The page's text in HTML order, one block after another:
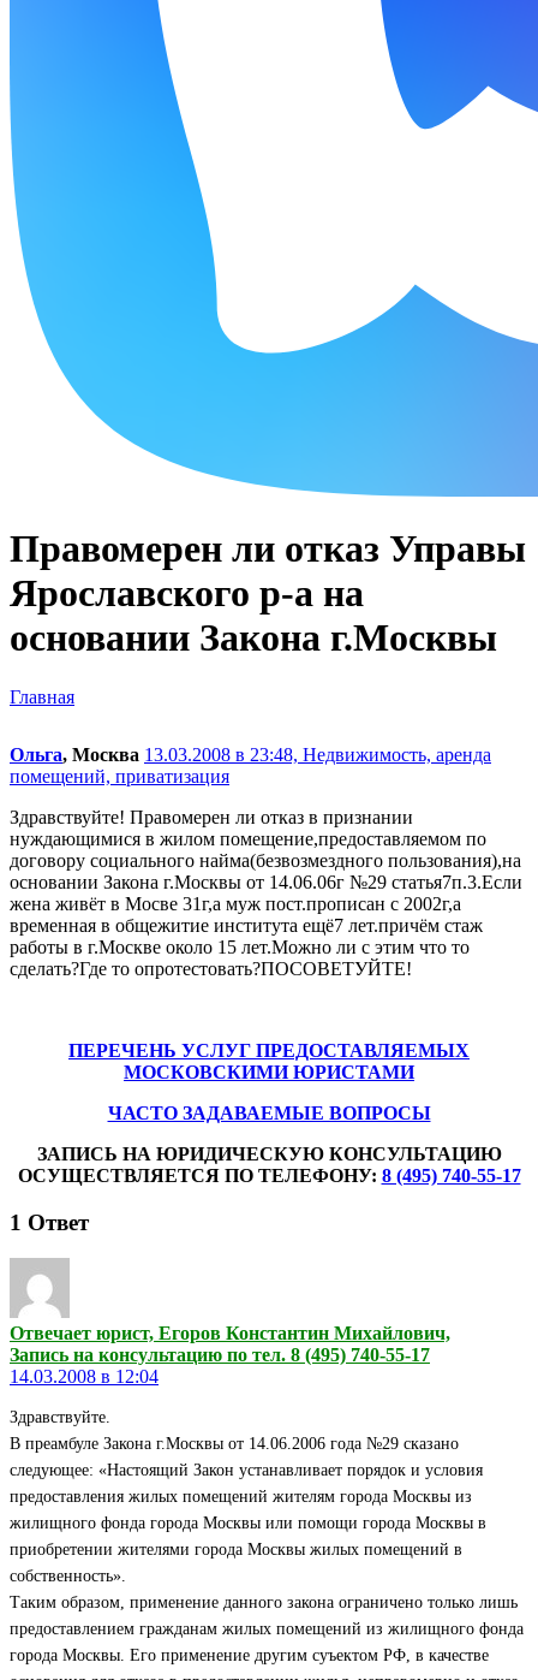
Правомерен ли отказ Управы
Ярославского р-а на
основании Закона г.Москвы
Главная
Ольга, Москва 13.03.2008 в 23:48, Недвижимость, аренда
помещений, приватизация
Здравствуйте! Правомерен ли отказ в признании
нуждающимися в жилом помещение,предоставляемом по
договору социального найма(безвозмездного пользования),на
основании Закона г.Москвы от 14.06.06г №29 статья7п.3.Если
жена живёт в Мосве 31г,а муж пост.прописан с 2002г,а
временная в общежитие института ещё7 лет.причём стаж
работы в г.Москве около 15 лет.Можно ли с этим что то
сделать?Где то опротестовать?ПОСОВЕТУЙТЕ!
ПЕРЕЧЕНЬ УСЛУГ ПРЕДОСТАВЛЯЕМЫХ
МОСКОВСКИМИ ЮРИСТАМИ
ЧАСТО ЗАДАВАЕМЫЕ ВОПРОСЫ
ЗАПИСЬ НА ЮРИДИЧЕСКУЮ КОНСУЛЬТАЦИЮ
ОСУЩЕСТВЛЯЕТСЯ ПО ТЕЛЕФОНУ: 8 (495) 740-55-17
1 Ответ
Отвечает юрист, Егоров Константин Михайлович,
Запись на консультацию по тел. 8 (495) 740-55-17
14.03.2008 в 12:04
Здравствуйте.
В преамбуле Закона г.Москвы от 14.06.2006 года №29 сказано
следующее: «Настоящий Закон устанавливает порядок и условия
предоставления жилых помещений жителям города Москвы из
жилищного фонда города Москвы или помощи города Москвы в
приобретении жителями города Москвы жилых помещений в
собственность».
Таким образом, применение данного закона ограничено только лишь
предоставлением гражданам жилых помещений из жилищного фонда
города Москвы. Его применение другим суъектом РФ, в качестве